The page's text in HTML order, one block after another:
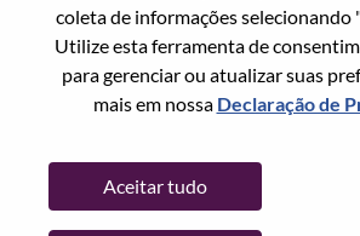
coleta de informações selecionando
Utilize esta ferramenta de
para gerenciar ou atualizar suas
mais em nossa Declaração de
Aceitar tudo
Redefinir senha com seu email
Email*
Continuar